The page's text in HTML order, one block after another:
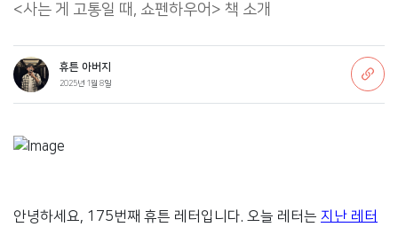
<사는 게 고통일 때, 쇼펜하우어> 책 소개
휴튼 아버지
2025년 1월 8일
안녕하세요, 175번째 휴튼 레터입니다. 오늘 레터는 지난 레터